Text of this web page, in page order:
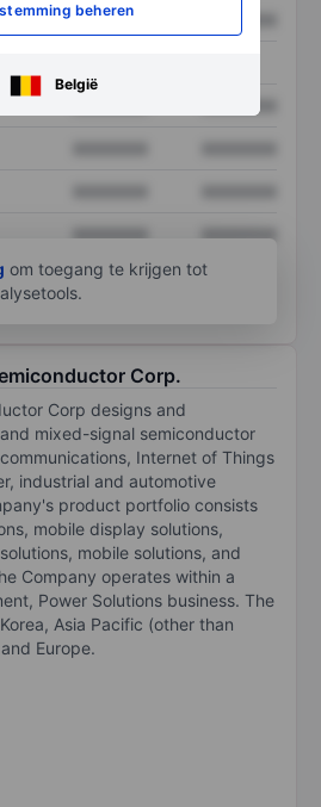
beheren
België
XXXXXXX
XXXXXXX
XXXXXXX
om toegang te krijgen tot
Corp.
Corp designs and
mixed-signal semiconductor
Internet of Things
industrial and automotive
product portfolio consists
mobile display solutions,
mobile solutions, and
Company operates within a
Power Solutions business. The
Asia Pacific (other than
Europe.